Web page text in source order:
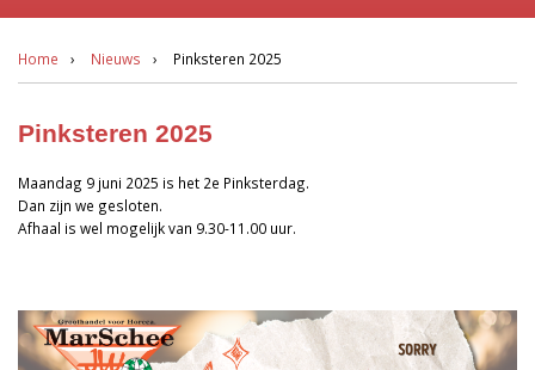
Home Nieuws Pinksteren 2025
Pinksteren 2025
Maandag 9 juni 2025 is het 2e Pinksterdag.
Dan zijn we gesloten.
Afhaal is wel mogelijk van 9.30-11.00 uur.